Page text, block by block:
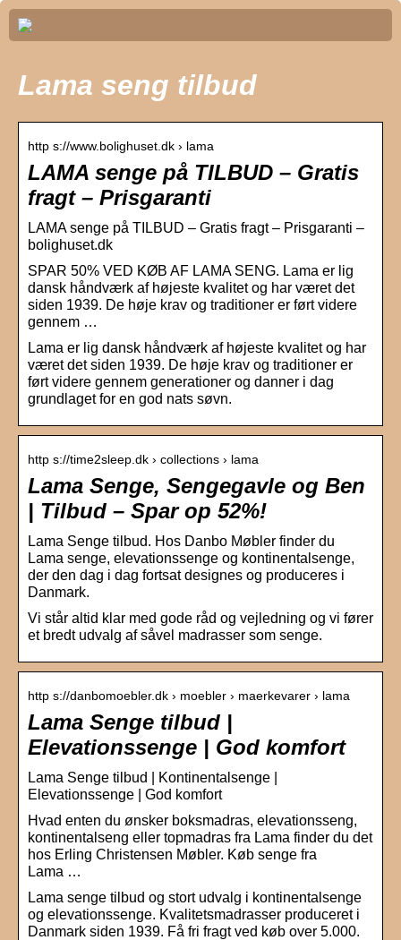
Lama seng tilbud
http s://www.bolighuset.dk › lama
LAMA senge på TILBUD – Gratis
fragt – Prisgaranti
LAMA senge på TILBUD – Gratis fragt – Prisgaranti –
bolighuset.dk
SPAR 50% VED KØB AF LAMA SENG. Lama er lig
dansk håndværk af højeste kvalitet og har været det
siden 1939. De høje krav og traditioner er ført videre
gennem …
Lama er lig dansk håndværk af højeste kvalitet og har
været det siden 1939. De høje krav og traditioner er
ført videre gennem generationer og danner i dag
grundlaget for en god nats søvn.
http s://time2sleep.dk › collections › lama
Lama Senge, Sengegavle og Ben
| Tilbud – Spar op 52%!
Lama Senge tilbud. Hos Danbo Møbler finder du
Lama senge, elevationssenge og kontinentalsenge,
der den dag i dag fortsat designes og produceres i
Danmark.
Vi står altid klar med gode råd og vejledning og vi fører
et bredt udvalg af såvel madrasser som senge.
http s://danbomoebler.dk › moebler › maerkevarer › lama
Lama Senge tilbud |
Elevationssenge | God komfort
Lama Senge tilbud | Kontinentalsenge |
Elevationssenge | God komfort
Hvad enten du ønsker boksmadras, elevationsseng,
kontinentalseng eller topmadras fra Lama finder du det
hos Erling Christensen Møbler. Køb senge fra
Lama …
Lama senge tilbud og stort udvalg i kontinentalsenge
og elevationssenge. Kvalitetsmadrasser produceret i
Danmark siden 1939. Få fri fragt ved køb over 5.000.